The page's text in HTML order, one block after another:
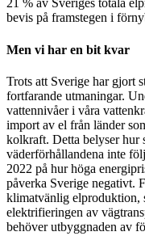
21 % av Sveriges totala
bevis på framstegen i
Men vi har en bit kvar
Trots att Sverige har gjort
fortfarande utmaningar.
vattennivåer i våra
import av el från länder
kolkraft. Detta belyser hur
väderförhållandena inte
2022 på hur höga
påverka Sverige negativt.
klimatvänlig elproduktion,
elektrifieringen av
behöver utbyggnaden av